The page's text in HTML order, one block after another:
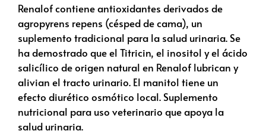
Renalof contiene antioxidantes derivados de
agropyrens repens (césped de cama), un
suplemento tradicional para la salud urinaria. Se
ha demostrado que el Titricin, el inositol y el ácido
salicílico de origen natural en Renalof lubrican y
alivian el tracto urinario. El manitol tiene un
efecto diurético osmótico local. Suplemento
nutricional para uso veterinario que apoya la
salud urinaria.